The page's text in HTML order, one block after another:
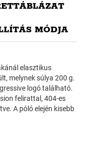
MÓDJA
elasztikus
melynek súlya 200 g.
logó található.
felirattal, 404-es
A póló elején kisebb